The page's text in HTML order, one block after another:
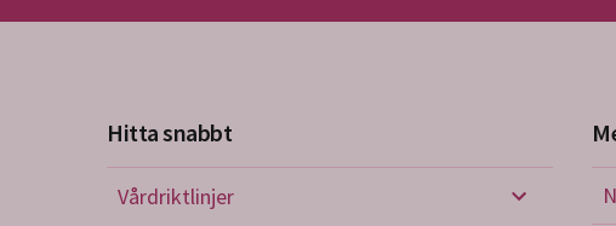
Hitta snabbt
Vårdriktlinjer